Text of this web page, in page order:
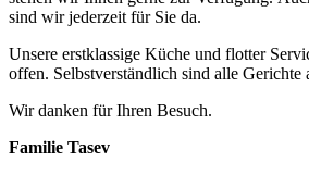
sind wir jederzeit für Sie da.
Unsere erstklassige Küche und flotter
offen. Selbstverständlich sind alle Gerichte
Wir danken für Ihren Besuch.
Familie Tasev